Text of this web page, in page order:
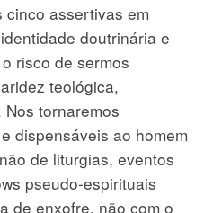
cinco assertivas em
doutrinária e
risco de sermos
teológica,
tornaremos
dispensáveis ao homem
de liturgias, eventos
pseudo-espirituais
de enxofre, não com o